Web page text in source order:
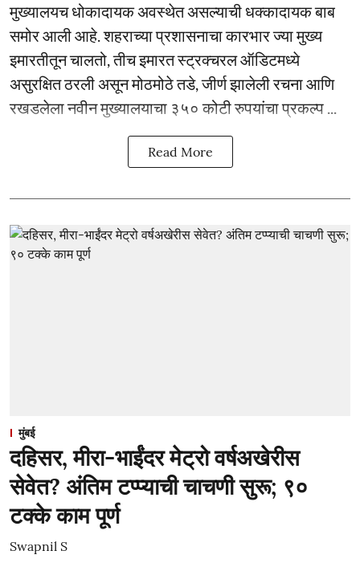
मुख्यालयच धोकादायक अवस्थेत असल्याची धक्कादायक बाब
समोर आली आहे. शहराच्या प्रशासनाचा कारभार ज्या मुख्य
इमारतीतून चालतो, तीच इमारत स्ट्रक्चरल ऑडिटमध्ये
असुरक्षित ठरली असून मोठमोठे तडे, जीर्ण झालेली रचना आणि
रखडलेला नवीन मुख्यालयाचा ३५० कोटी रुपयांचा प्रकल्प ...
Read More
मुंबई
दहिसर, मीरा-भाईंदर मेट्रो वर्षअखेरीस
सेवेत? अंतिम टप्प्याची चाचणी सुरू; ९०
टक्के काम पूर्ण
Swapnil S